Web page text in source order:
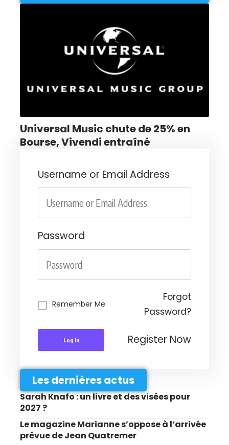
Universal Music chute de 25% en
Bourse, Vivendi entraîné
Username or Email Address
Password
Remember Me
Forgot
Password?
Log In Register Now
Les dernières actus
Sarah Knafo : un livre et des visées pour
2027 ?
Le magazine Marianne s’oppose à l’arrivée
prévue de Jean Quatremer